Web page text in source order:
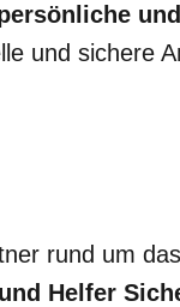
und sichere
rund um
Helfer